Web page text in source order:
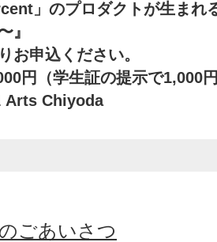
」のプロダクトが生ま
』
お申込ください。
円（学生証の提示で1,000
Arts Chiyoda
ごあいさつ